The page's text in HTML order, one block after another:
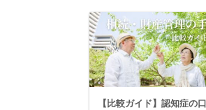
【比較ガイド】認知症の口